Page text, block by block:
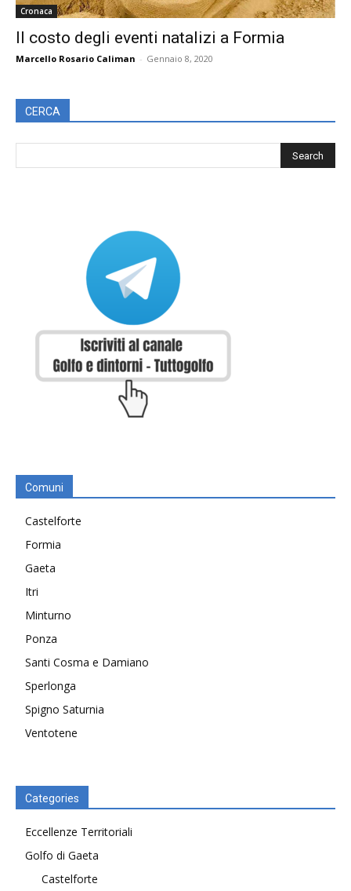
Cronaca
Il costo degli eventi natalizi a Formia
Marcello Rosario Caliman - Gennaio 8, 2020
CERCA
Comuni
Castelforte
Formia
Gaeta
Itri
Minturno
Ponza
Santi Cosma e Damiano
Sperlonga
Spigno Saturnia
Ventotene
Categories
Eccellenze Territoriali
Golfo di Gaeta
Castelforte